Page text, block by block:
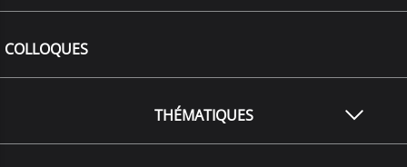
COLLOQUES
THÉMATIQUES